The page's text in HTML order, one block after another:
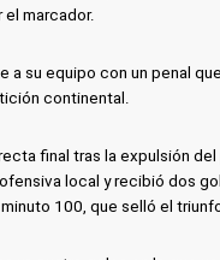
el marcador.
a su equipo con un penal
continental.
final tras la expulsión
local y recibió dos
100, que selló el triunfo